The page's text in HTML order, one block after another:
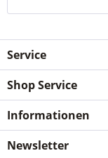
Service
Shop Service
Informationen
Newsletter